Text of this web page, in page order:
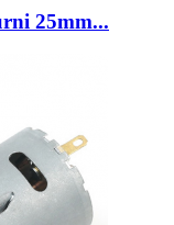
25mm...